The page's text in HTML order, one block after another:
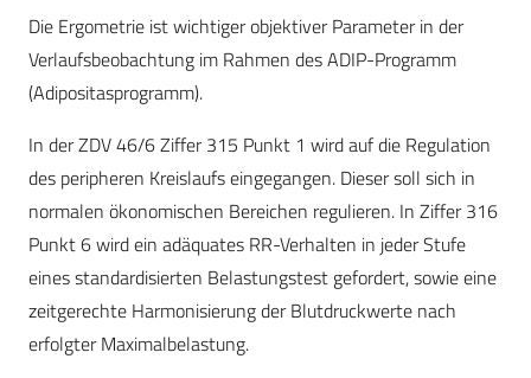
Die Ergometrie ist wichtiger objektiver Parameter in der
Verlaufsbeobachtung im Rahmen des ADIP-Programm
(Adipositasprogramm).
In der ZDV 46/6 Ziffer 315 Punkt 1 wird auf die Regulation
des peripheren Kreislaufs eingegangen. Dieser soll sich in
normalen ökonomischen Bereichen regulieren. In Ziffer 316
Punkt 6 wird ein adäquates RR-Verhalten in jeder Stufe
eines standardisierten Belastungstest gefordert, sowie eine
zeitgerechte Harmonisierung der Blutdruckwerte nach
erfolgter Maximalbelastung.